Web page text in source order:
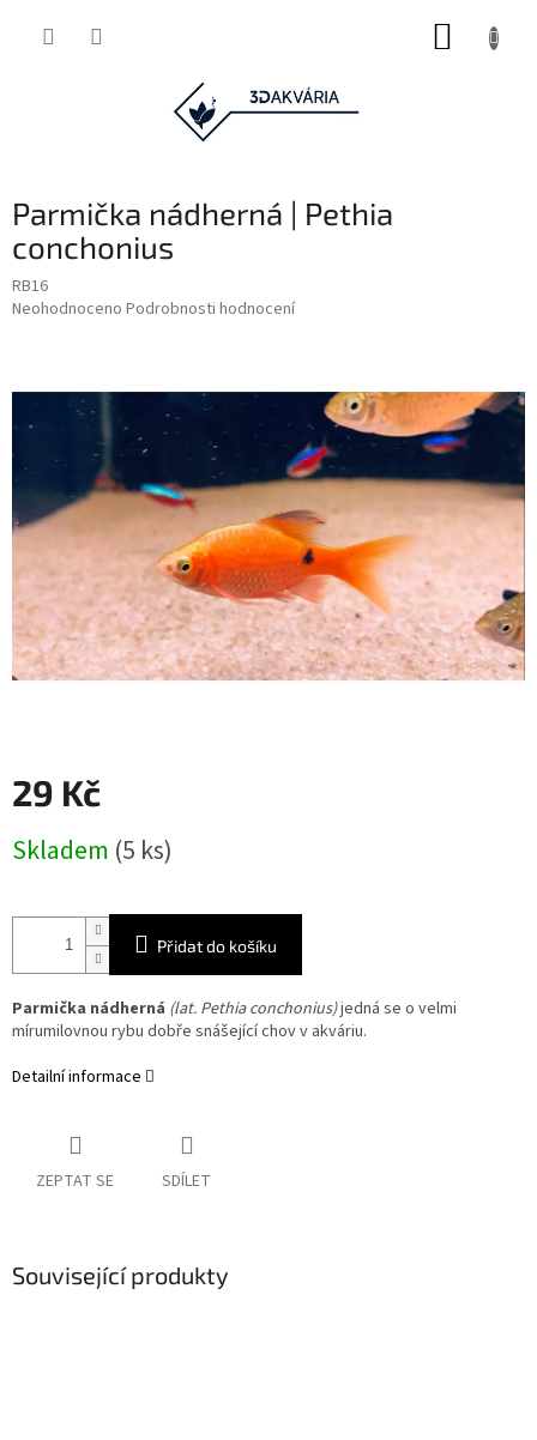
Parmička nádherná | Pethia
conchonius
RB16
Průměrné
0,0
z
hvězdiček.
Neohodnoceno Podrobnosti hodnocení
29 Kč
cena:
Skladem (5 ks)
Přidat do košíku
Parmička nádherná (lat. Pethia conchonius)jedná se o velmi
mírumilovnou rybu dobře snášející chov v akváriu.
Detailní informace
ZEPTAT SE SDÍLET
Související produkty